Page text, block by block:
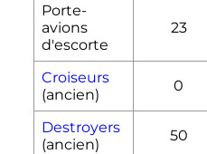
Porte-
avions
d'escorte
23
Croiseurs
(ancien)
0
Destroyers
(ancien)
50